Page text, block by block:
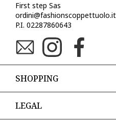
First step Sas
ordini@fashionscoppettuolo.it
P.I. 02287860643
SHOPPING
LEGAL